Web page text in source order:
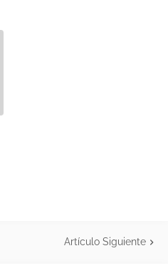
Artículo Siguiente